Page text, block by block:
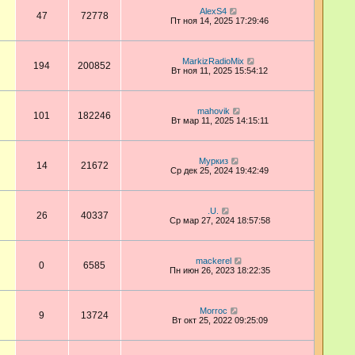
47 72778
AlexS4
Пт ноя 14, 2025 17:29:46
194 200852
MarkizRadioMix
Вт ноя 11, 2025 15:54:12
101 182246
mahovik
Вт мар 11, 2025 14:15:11
14 21672
Муркиз
Ср дек 25, 2024 19:42:49
26 40337
.U.
Ср мар 27, 2024 18:57:58
0 6585
mackerel
Пн июн 26, 2023 18:22:35
9 13724
Morroc
Вт окт 25, 2022 09:25:09